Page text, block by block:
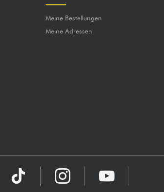
Meine Bestellungen
Meine Adressen